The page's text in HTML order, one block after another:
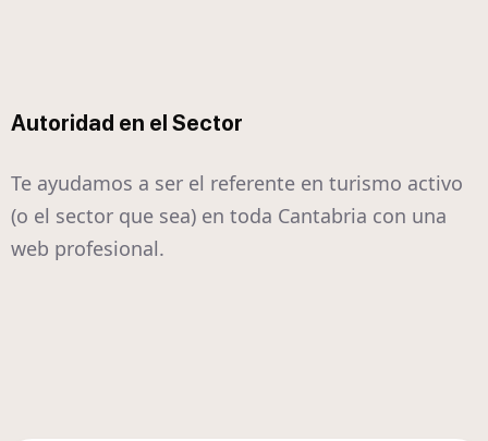
Autoridad en el Sector
Te ayudamos a ser el referente en turismo activo
(o el sector que sea) en toda Cantabria con una
web profesional.